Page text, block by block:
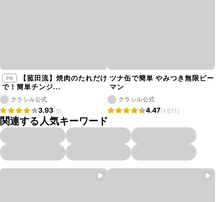
で！簡単チンジ...
クラシル公式
3.93(5)
ツナ缶で簡単 やみつき無限ピー
マン
クラシル公式
4.47(1,571)
関連する人気キーワード